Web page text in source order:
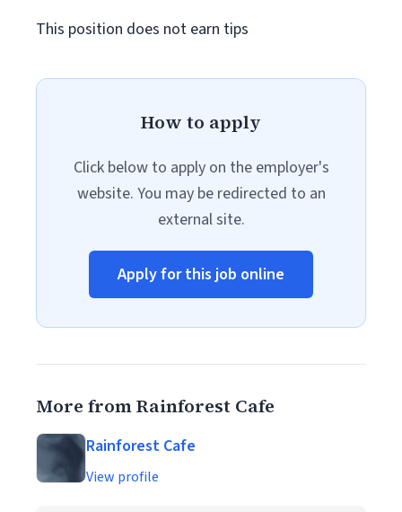
This position does not earn tips
How to apply
Click below to apply on the employer's
website. You may be redirected to an
external site.
Apply for this job online
More from Rainforest Cafe
Rainforest Cafe
View profile